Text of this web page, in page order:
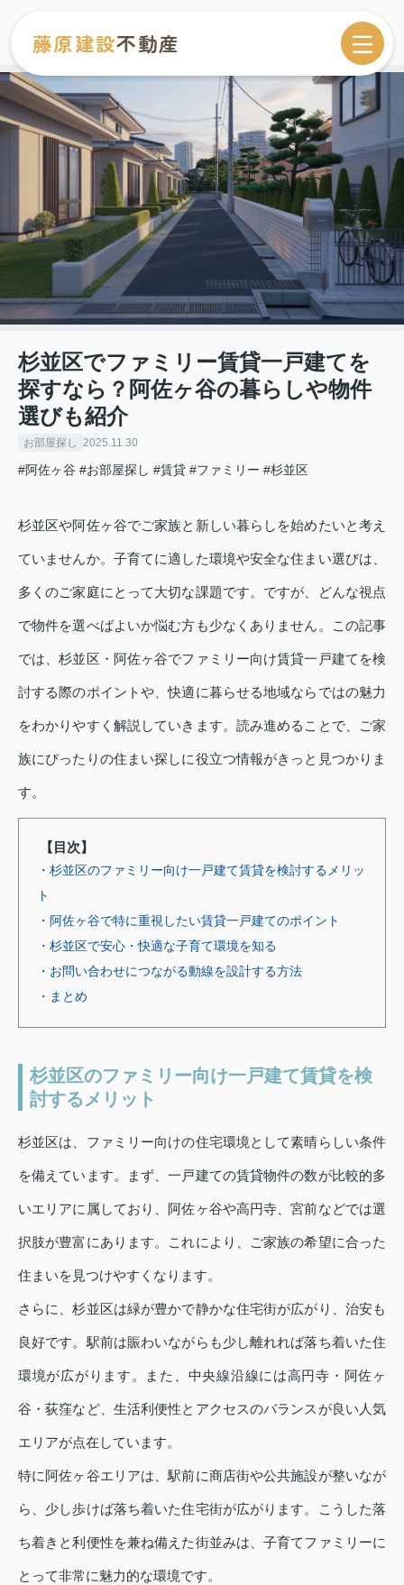
藤原建設不動産
杉並区でファミリー賃貸一戸建てを
探すなら？阿佐ヶ谷の暮らしや物件
選びも紹介
お部屋探し 2025.11.30
#阿佐ヶ谷 #お部屋探し #賃貸 #ファミリー #杉並区
杉並区や阿佐ヶ谷でご家族と新しい暮らしを始めたいと考え
ていませんか。子育てに適した環境や安全な住まい選びは、
多くのご家庭にとって大切な課題です。ですが、どんな視点
で物件を選べばよいか悩む方も少なくありません。この記事
では、杉並区・阿佐ヶ谷でファミリー向け賃貸一戸建てを検
討する際のポイントや、快適に暮らせる地域ならではの魅力
をわかりやすく解説していきます。読み進めることで、ご家
族にぴったりの住まい探しに役立つ情報がきっと見つかりま
す。
【目次】
・杉並区のファミリー向け一戸建て賃貸を検討するメリッ
ト
・阿佐ヶ谷で特に重視したい賃貸一戸建てのポイント
・杉並区で安心・快適な子育て環境を知る
・お問い合わせにつながる動線を設計する方法
・まとめ
杉並区のファミリー向け一戸建て賃貸を検
討するメリット
杉並区は、ファミリー向けの住宅環境として素晴らしい条件
を備えています。まず、一戸建ての賃貸物件の数が比較的多
いエリアに属しており、阿佐ヶ谷や高円寺、宮前などでは選
択肢が豊富にあります。これにより、ご家族の希望に合った
住まいを見つけやすくなります。
さらに、杉並区は緑が豊かで静かな住宅街が広がり、治安も
良好です。駅前は賑わいながらも少し離れれば落ち着いた住
環境が広がります。また、中央線沿線には高円寺・阿佐ヶ
谷・荻窪など、生活利便性とアクセスのバランスが良い人気
エリアが点在しています。
特に阿佐ヶ谷エリアは、駅前に商店街や公共施設が整いなが
ら、少し歩けば落ち着いた住宅街が広がります。こうした落
ち着きと利便性を兼ね備えた街並みは、子育てファミリーに
とって非常に魅力的な環境です。